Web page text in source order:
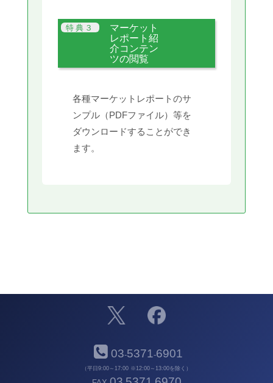
マーケット
レポート紹
介コンテン
ツの閲覧
各種マーケットレポートのサ
ンプル（PDFファイル）等を
ダウンロードすることができ
ます。
03-5371-6901
（平日9:00～17:00 ※12:00～13:00を除く）